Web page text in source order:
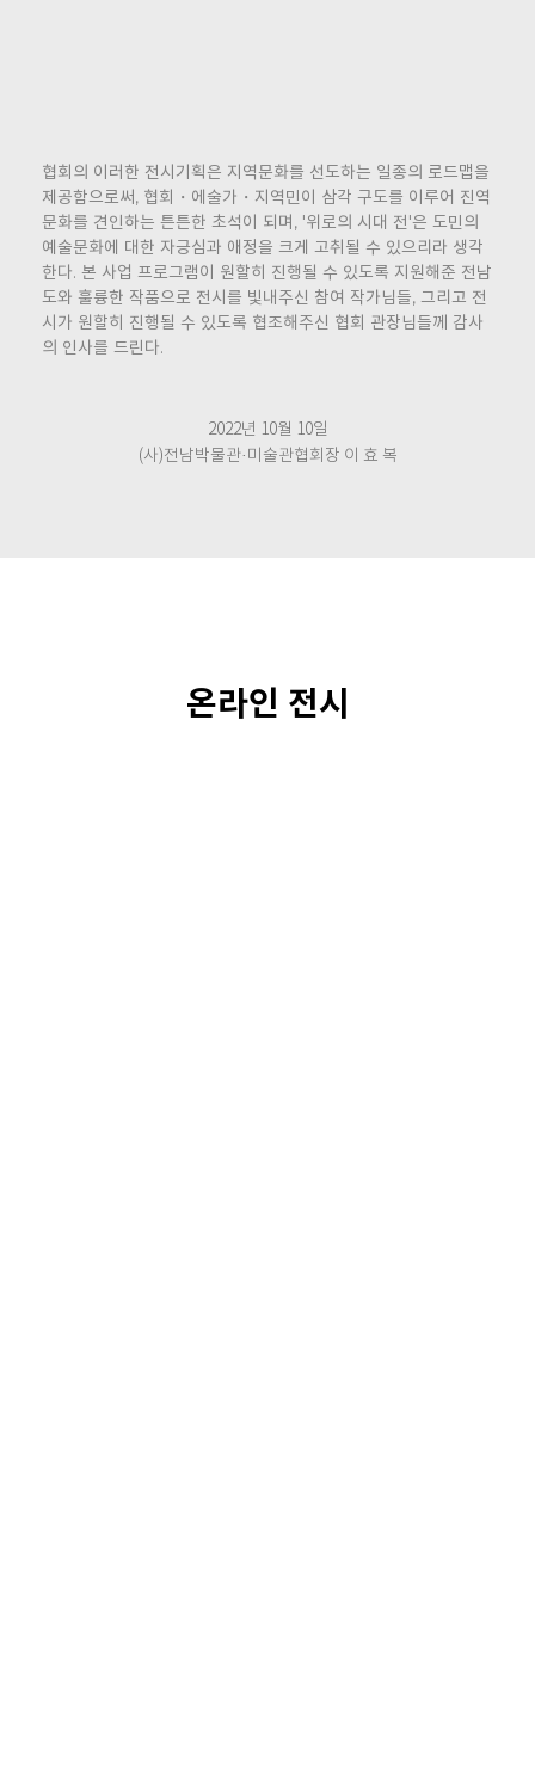
협회의 이러한 전시기획은 지역문화를 선도하는 일종의 로드맵을
제공함으로써, 협회・에술가・지역민이 삼각 구도를 이루어 진역
문화를 견인하는 튼튼한 초석이 되며, '위로의 시대 전'은 도민의
예술문화에 대한 자긍심과 애정을 크게 고취될 수 있으리라 생각
한다. 본 사업 프로그램이 원할히 진행될 수 있도록 지원해준 전남
도와 훌륭한 작품으로 전시를 빛내주신 참여 작가님들, 그리고 전
시가 원할히 진행될 수 있도록 협조해주신 협회 관장님들께 감사
의 인사를 드린다.
2022년 10월 10일
(사)전남박물관·미술관협회장 이 효 복
온라인 전시